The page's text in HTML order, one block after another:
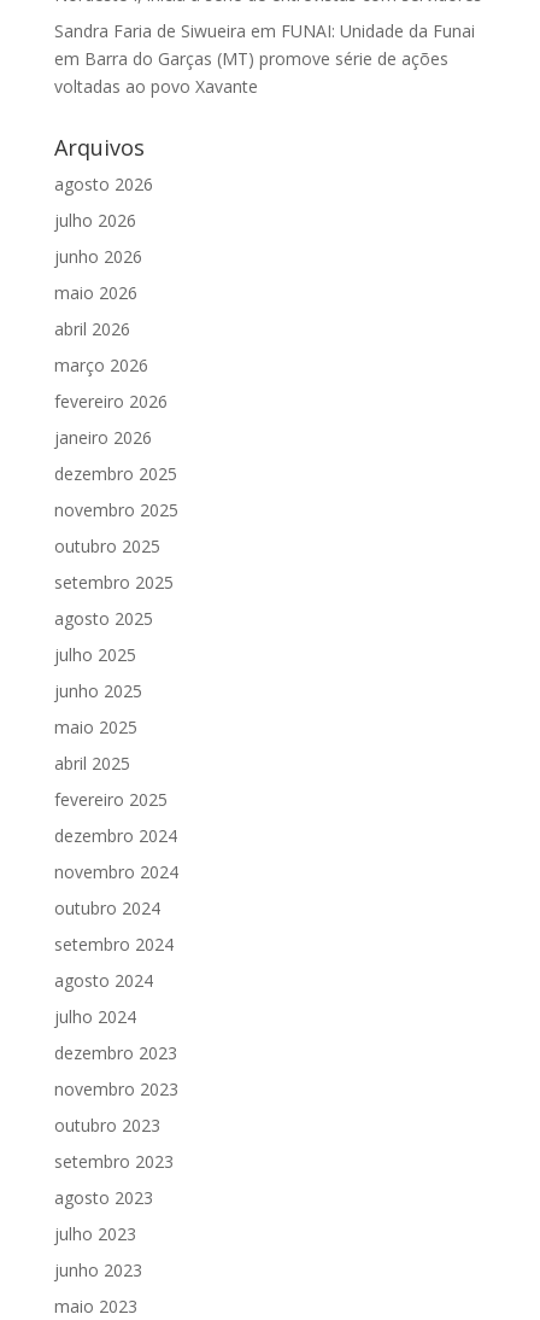
Sandra Faria de Siwueira em FUNAI: Unidade da Funai
em Barra do Garças (MT) promove série de ações
voltadas ao povo Xavante
Arquivos
agosto 2026
julho 2026
junho 2026
maio 2026
abril 2026
março 2026
fevereiro 2026
janeiro 2026
dezembro 2025
novembro 2025
outubro 2025
setembro 2025
agosto 2025
julho 2025
junho 2025
maio 2025
abril 2025
fevereiro 2025
dezembro 2024
novembro 2024
outubro 2024
setembro 2024
agosto 2024
julho 2024
dezembro 2023
novembro 2023
outubro 2023
setembro 2023
agosto 2023
julho 2023
junho 2023
maio 2023